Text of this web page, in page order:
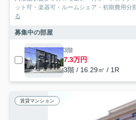
ット可・楽器可・ルームシェア・初期費用分
る
募集中の部屋
3階
7.3万円
3階 / 16.29㎡ / 1R
賃貸マンション